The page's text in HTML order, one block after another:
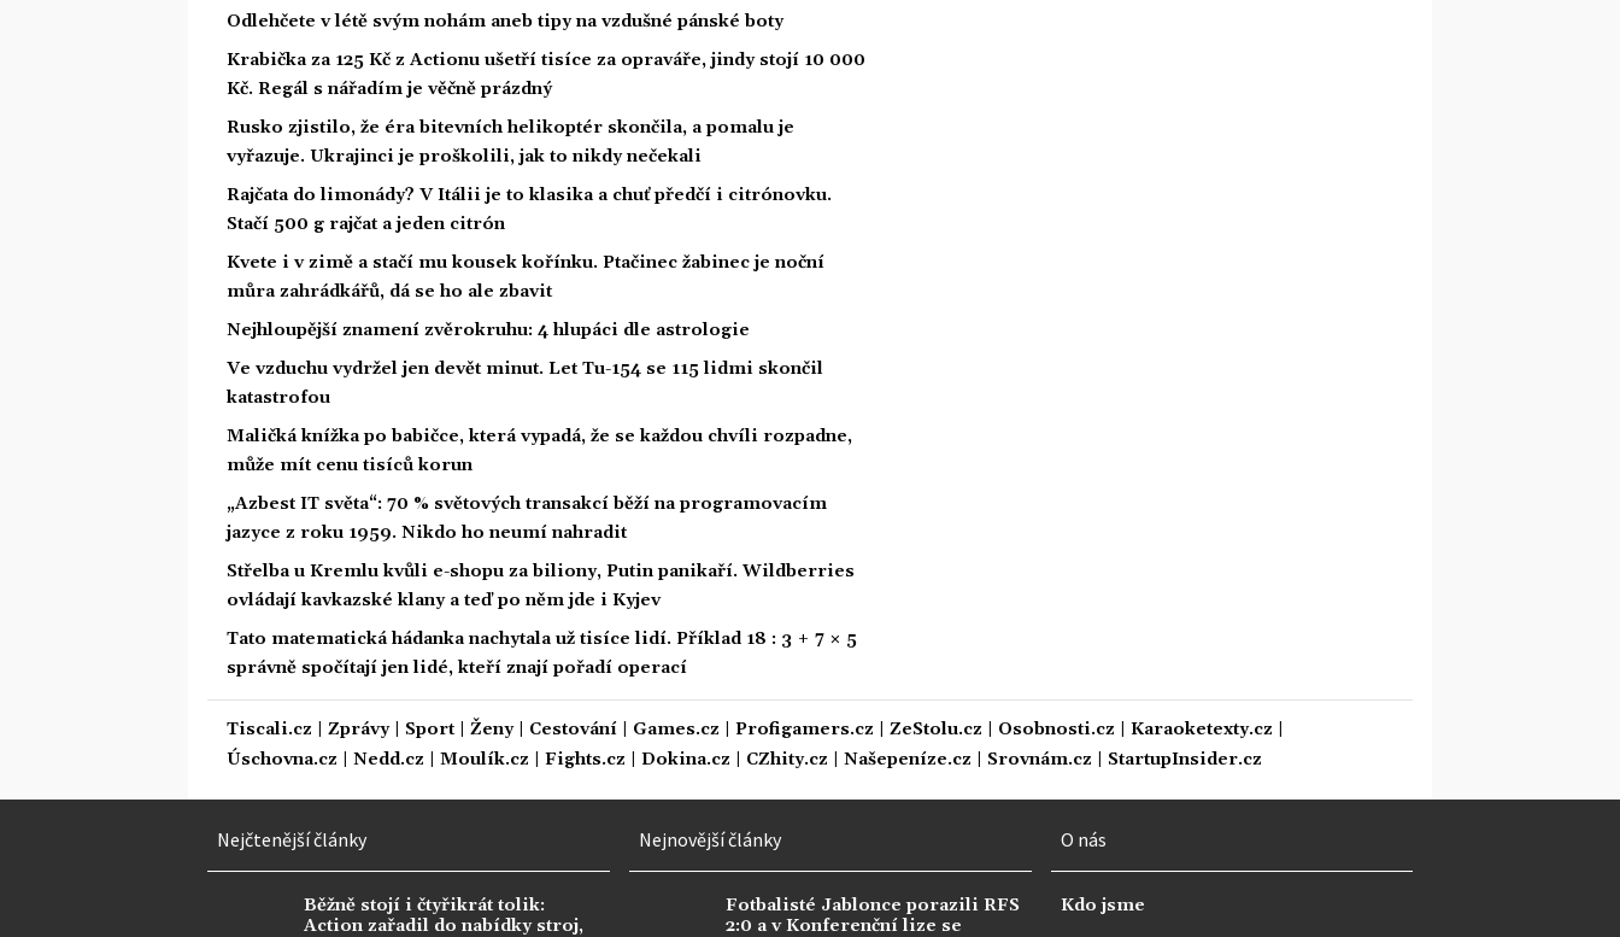
Odlehčete v létě svým nohám aneb tipy na vzdušné pánské boty
Krabička za 125 Kč z Actionu ušetří tisíce za opraváře, jindy stojí 10 000
Kč. Regál s nářadím je věčně prázdný
Rusko zjistilo, že éra bitevních helikoptér skončila, a pomalu je
vyřazuje. Ukrajinci je proškolili, jak to nikdy nečekali
Rajčata do limonády? V Itálii je to klasika a chuť předčí i citrónovku.
Stačí 500 g rajčat a jeden citrón
Kvete i v zimě a stačí mu kousek kořínku. Ptačinec žabinec je noční
můra zahrádkářů, dá se ho ale zbavit
Nejhloupější znamení zvěrokruhu: 4 hlupáci dle astrologie
Ve vzduchu vydržel jen devět minut. Let Tu-154 se 115 lidmi skončil
katastrofou
Maličká knížka po babičce, která vypadá, že se každou chvíli rozpadne,
může mít cenu tisíců korun
„Azbest IT světa“: 70 % světových transakcí běží na programovacím
jazyce z roku 1959. Nikdo ho neumí nahradit
Střelba u Kremlu kvůli e-shopu za biliony, Putin panikaří. Wildberries
ovládají kavkazské klany a teď po něm jde i Kyjev
Tato matematická hádanka nachytala už tisíce lidí. Příklad 18 : 3 + 7 × 5
správně spočítají jen lidé, kteří znají pořadí operací
Tiscali.cz Zprávy| Sport| Ženy| Cestování Games.cz Profigamers.cz ZeStolu.cz Osobnosti.cz Karaoketexty.cz
Úschovna.cz
Nedd.cz Moulík.cz Fights.cz Dokina.cz CZhity.cz Našepeníze.cz Srovnám.cz StartupInsider.cz
Nejčtenější články
Běžně stojí i čtyřikrát tolik:
Action zařadil do nabídky stroj,
Nejnovější články
Fotbalisté Jablonce porazili RFS
2:0 a v Konferenční lize se
O nás
Kdo jsme